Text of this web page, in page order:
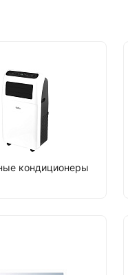
кондиционеры